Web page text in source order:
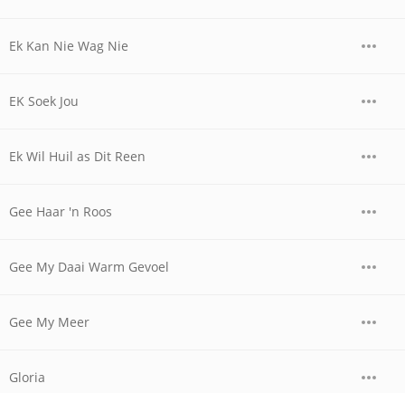
Ek Kan Nie Wag Nie
EK Soek Jou
Ek Wil Huil as Dit Reen
Gee Haar 'n Roos
Gee My Daai Warm Gevoel
Gee My Meer
Gloria